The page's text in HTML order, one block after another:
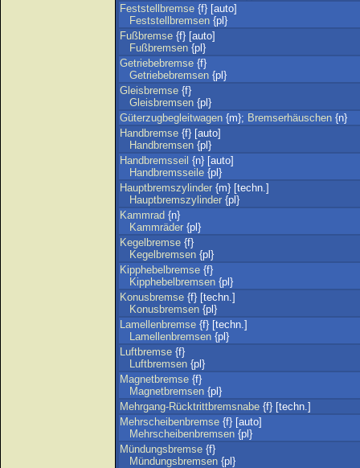
Feststellbremse {f} [auto]
Feststellbremsen {pl}
Fußbremse {f} [auto]
Fußbremsen {pl}
Getriebebremse {f}
Getriebebremsen {pl}
Gleisbremse {f}
Gleisbremsen {pl}
Güterzugbegleitwagen {m}; Bremserhäuschen {n}
Handbremse {f} [auto]
Handbremsen {pl}
Handbremsseil {n} [auto]
Handbremsseile {pl}
Hauptbremszylinder {m} [techn.]
Hauptbremszylinder {pl}
Kammrad {n}
Kammräder {pl}
Kegelbremse {f}
Kegelbremsen {pl}
Kipphebelbremse {f}
Kipphebelbremsen {pl}
Konusbremse {f} [techn.]
Konusbremsen {pl}
Lamellenbremse {f} [techn.]
Lamellenbremsen {pl}
Luftbremse {f}
Luftbremsen {pl}
Magnetbremse {f}
Magnetbremsen {pl}
Mehrgang-Rücktrittbremsnabe {f} [techn.]
Mehrscheibenbremse {f} [auto]
Mehrscheibenbremsen {pl}
Mündungsbremse {f}
Mündungsbremsen {pl}